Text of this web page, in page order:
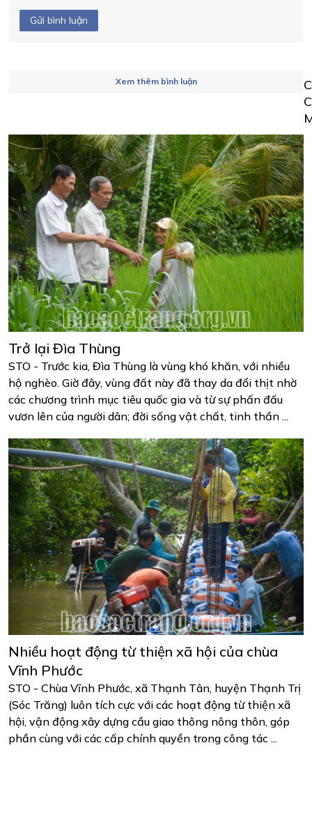
Gửi bình luận
Xem thêm bình luận
Trở lại Đìa Thùng
STO - Trước kia, Đìa Thùng là vùng khó khăn, với nhiều
hộ nghèo. Giờ đây, vùng đất này đã thay da đổi thịt nhờ
các chương trình mục tiêu quốc gia và từ sự phấn đấu
vươn lên của người dân; đời sống vật chất, tinh thần ...
Nhiều hoạt động từ thiện xã hội của chùa
Vĩnh Phước
STO - Chùa Vĩnh Phước, xã Thạnh Tân, huyện Thạnh Trị
(Sóc Trăng) luôn tích cực với các hoạt động từ thiện xã
hội, vận động xây dựng cầu giao thông nông thôn, góp
phần cùng với các cấp chính quyền trong công tác ...